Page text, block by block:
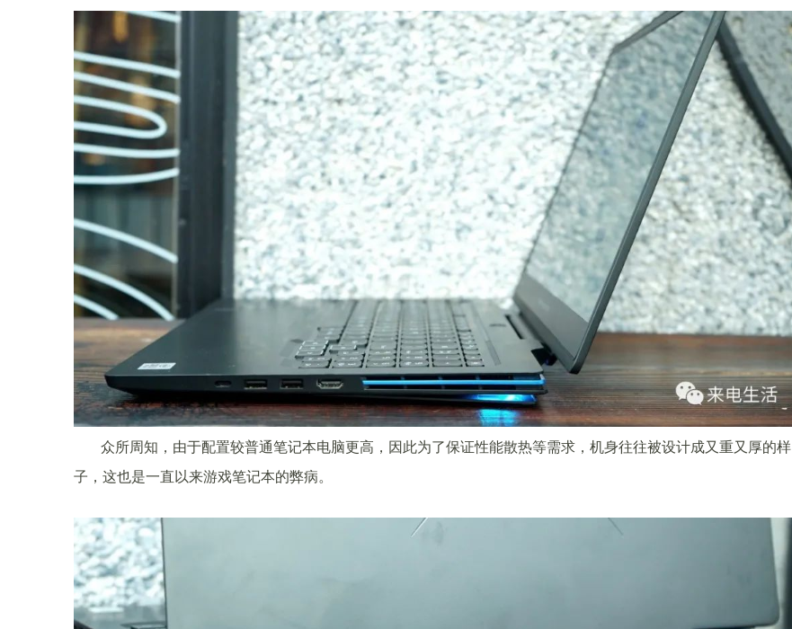
众所周知，由于配置较普通笔记本电脑更高，因此为了保证性能散热等需求，机身往往被设计成又重又厚的样
子，这也是一直以来游戏笔记本的弊病。